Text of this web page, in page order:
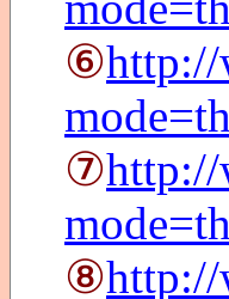
⑥http://
⑦http://
⑧http://